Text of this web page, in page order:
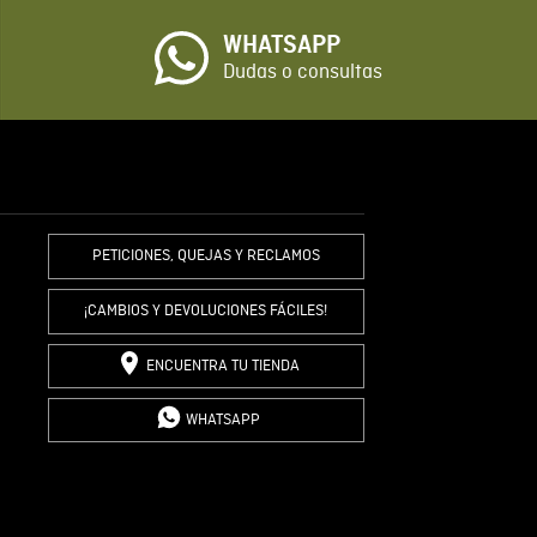
COMENTARIO
WHATSAPP
Dudas o consultas
PETICIONES, QUEJAS Y RECLAMOS
¡CAMBIOS Y DEVOLUCIONES FÁCILES!
ENCUENTRA TU TIENDA
WHATSAPP